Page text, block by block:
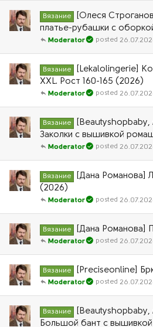
Вязание
[Олеся
платье-рубашки с
Moderator
Вязание
[Lekalolingerie]
XXL. Рост 160-165 (2026)
Moderator
Вязание
[Beautyshopbaby,
Заколки с вышивкой
Moderator
Вязание
[Дана Романова]
(2026)
Moderator
Вязание [Дана Романова]
Moderator
Вязание [Preciseonline]
Moderator
Вязание
[Beautyshopbaby,
Большой бант с